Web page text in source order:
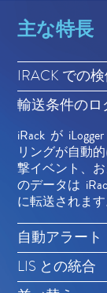
主な特長
IRACK での
輸送条件のロ
iRack が
リングが自動
撃イベント、
のデータは
に転送されます
自動アラート
LIS との統合